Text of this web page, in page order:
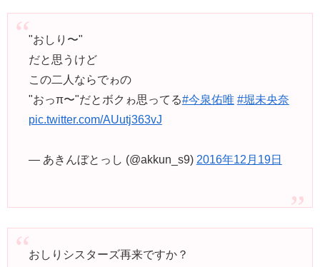
"おしり〜"
だと思うけど
この二人ならでゎの
"おっπ〜"だとボクゎ思ってる#今泉佑唯 #堀未央奈
pic.twitter.com/AUutj363vJ
— あきんぼとっし (@akkun_s9) 2016年12月19日
おしりシスターズ再来ですか？